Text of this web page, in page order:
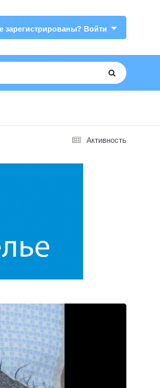
зарегистрированы? Войти
Активность